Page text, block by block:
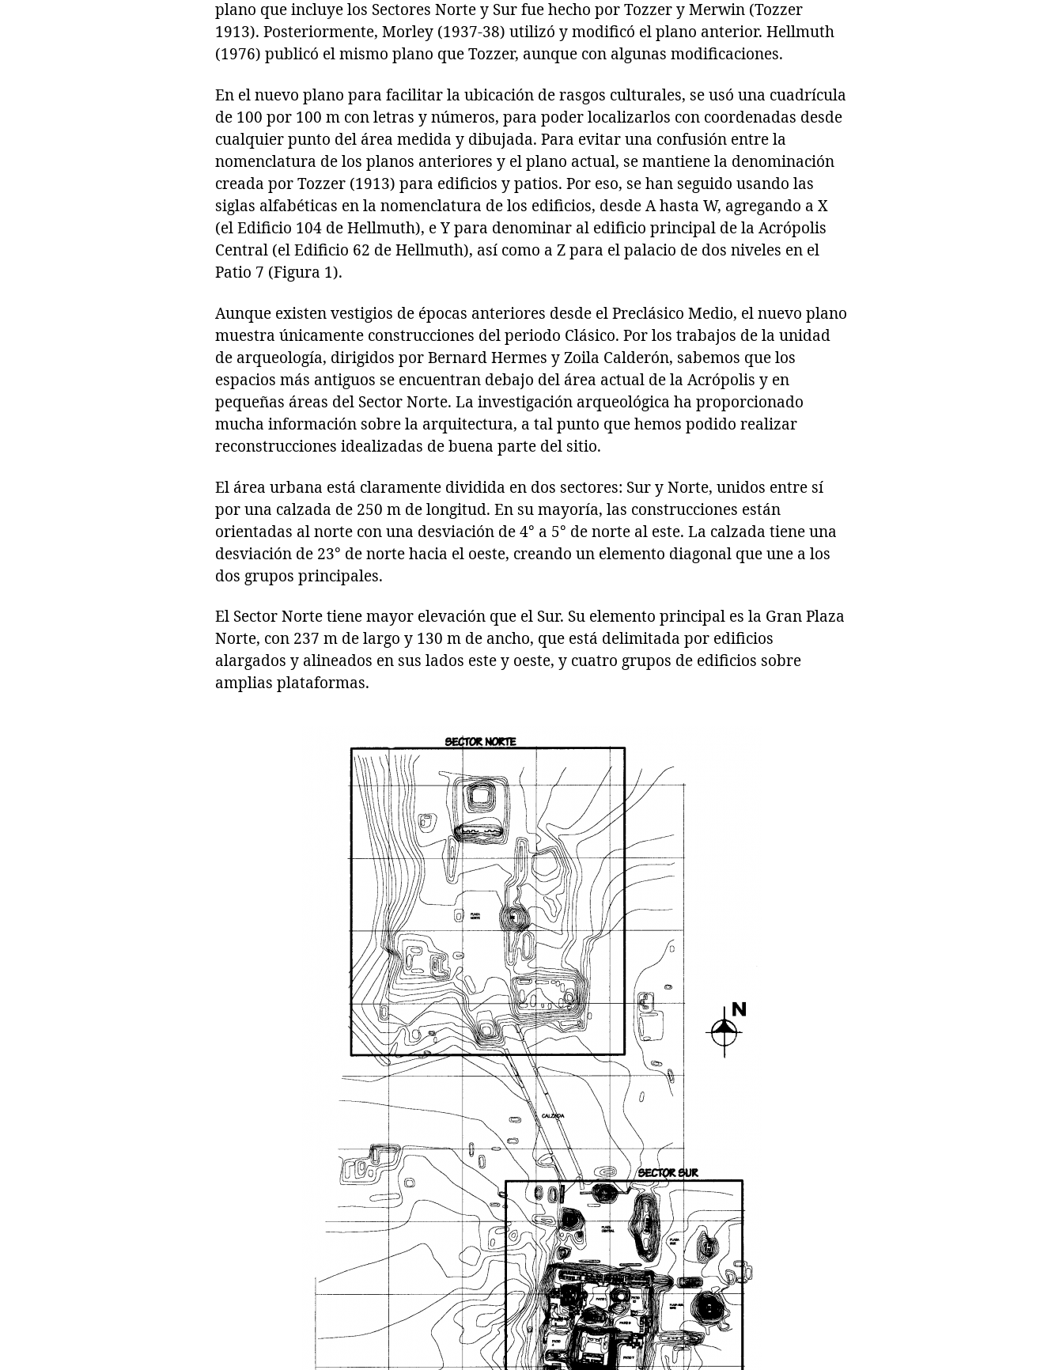
plano que incluye los Sectores Norte y Sur fue hecho por Tozzer y Merwin (Tozzer
1913). Posteriormente, Morley (1937-38) utilizó y modificó el plano anterior. Hellmuth
(1976) publicó el mismo plano que Tozzer, aunque con algunas modificaciones.
En el nuevo plano para facilitar la ubicación de rasgos culturales, se usó una cuadrícula
de 100 por 100 m con letras y números, para poder localizarlos con coordenadas desde
cualquier punto del área medida y dibujada. Para evitar una confusión entre la
nomenclatura de los planos anteriores y el plano actual, se mantiene la denominación
creada por Tozzer (1913) para edificios y patios. Por eso, se han seguido usando las
siglas alfabéticas en la nomenclatura de los edificios, desde A hasta W, agregando a X
(el Edificio 104 de Hellmuth), e Y para denominar al edificio principal de la Acrópolis
Central (el Edificio 62 de Hellmuth), así como a Z para el palacio de dos niveles en el
Patio 7 (Figura 1).
Aunque existen vestigios de épocas anteriores desde el Preclásico Medio, el nuevo plano
muestra únicamente construcciones del periodo Clásico. Por los trabajos de la unidad
de arqueología, dirigidos por Bernard Hermes y Zoila Calderón, sabemos que los
espacios más antiguos se encuentran debajo del área actual de la Acrópolis y en
pequeñas áreas del Sector Norte. La investigación arqueológica ha proporcionado
mucha información sobre la arquitectura, a tal punto que hemos podido realizar
reconstrucciones idealizadas de buena parte del sitio.
El área urbana está claramente dividida en dos sectores: Sur y Norte, unidos entre sí
por una calzada de 250 m de longitud. En su mayoría, las construcciones están
orientadas al norte con una desviación de 4° a 5° de norte al este. La calzada tiene una
desviación de 23° de norte hacia el oeste, creando un elemento diagonal que une a los
dos grupos principales.
El Sector Norte tiene mayor elevación que el Sur. Su elemento principal es la Gran Plaza
Norte, con 237 m de largo y 130 m de ancho, que está delimitada por edificios
alargados y alineados en sus lados este y oeste, y cuatro grupos de edificios sobre
amplias plataformas.